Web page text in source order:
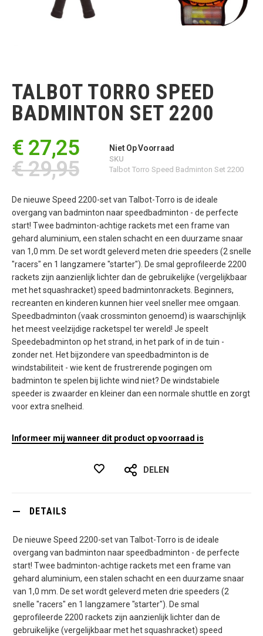
begin
van
de
afbeeldingen-
TALBOT TORRO SPEED
BADMINTON SET 2200
€ 27,25
€ 29,95
Niet Op Voorraad
SKU
Talbot Torro Speed Badminton Set 2200
De nieuwe Speed 2200-set van Talbot-Torro is de ideale
overgang van badminton naar speedbadminton - de perfecte
start! Twee badminton-achtige rackets met een frame van
gehard aluminium, een stalen schacht en een duurzame snaar
van 1,0 mm. De set wordt geleverd meten drie speeders (2 snelle
"racers" en 1 langzamere "starter"). De smal geprofileerde 2200
rackets zijn aanzienlijk lichter dan de gebruikelijke (vergelijkbaar
met het squashracket) speed badmintonrackets. Beginners,
recreanten en kinderen kunnen hier veel sneller mee omgaan.
Speedbadminton (vaak crossminton genoemd) is waarschijnlijk
het meest veelzijdige racketspel ter wereld! Je speelt
Speedebadminton op het strand, in het park of in de tuin -
zonder net. Het bijzondere van speedbadminton is de
windstabiliteit - wie kent de frustrerende pogingen om
badminton te spelen bij lichte wind niet? De windstabiele
speeder is zwaarder en kleiner dan een normale shuttle en zorgt
voor extra snelheid.
Informeer mij wanneer dit product op voorraad is
DELEN
DETAILS
De nieuwe Speed 2200-set van Talbot-Torro is de ideale
overgang van badminton naar speedbadminton - de perfecte
start! Twee badminton-achtige rackets met een frame van
gehard aluminium, een stalen schacht en een duurzame snaar
van 1,0 mm. De set wordt geleverd meten drie speeders (2
snelle "racers" en 1 langzamere "starter"). De smal
geprofileerde 2200 rackets zijn aanzienlijk lichter dan de
gebruikelijke (vergelijkbaar met het squashracket) speed